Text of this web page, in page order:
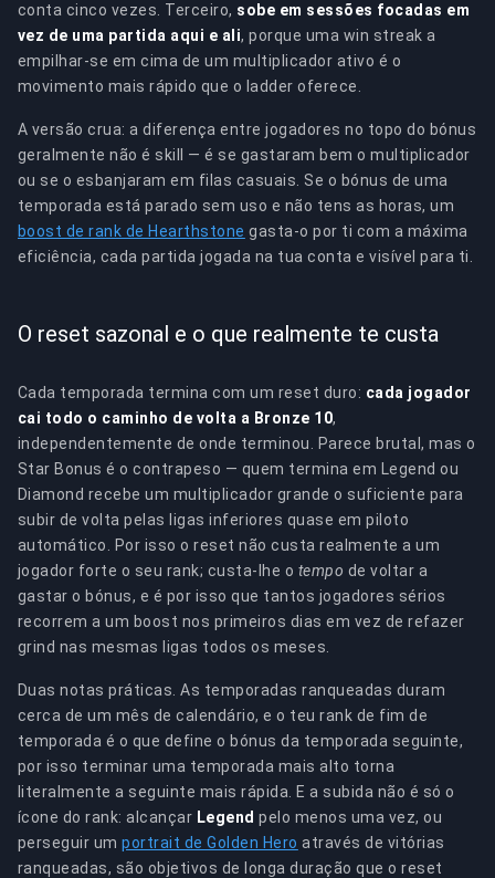
conta cinco vezes. Terceiro, sobe em sessões focadas em
vez de uma partida aqui e ali, porque uma win streak a
empilhar-se em cima de um multiplicador ativo é o
movimento mais rápido que o ladder oferece.
A versão crua: a diferença entre jogadores no topo do bónus
geralmente não é skill — é se gastaram bem o multiplicador
ou se o esbanjaram em filas casuais. Se o bónus de uma
temporada está parado sem uso e não tens as horas, um
boost de rank de Hearthstone gasta-o por ti com a máxima
eficiência, cada partida jogada na tua conta e visível para ti.
O reset sazonal e o que realmente te custa
Cada temporada termina com um reset duro: cada jogador
cai todo o caminho de volta a Bronze 10,
independentemente de onde terminou. Parece brutal, mas o
Star Bonus é o contrapeso — quem termina em Legend ou
Diamond recebe um multiplicador grande o suficiente para
subir de volta pelas ligas inferiores quase em piloto
automático. Por isso o reset não custa realmente a um
jogador forte o seu rank; custa-lhe o tempo de voltar a
gastar o bónus, e é por isso que tantos jogadores sérios
recorrem a um boost nos primeiros dias em vez de refazer
grind nas mesmas ligas todos os meses.
Duas notas práticas. As temporadas ranqueadas duram
cerca de um mês de calendário, e o teu rank de fim de
temporada é o que define o bónus da temporada seguinte,
por isso terminar uma temporada mais alto torna
literalmente a seguinte mais rápida. E a subida não é só o
ícone do rank: alcançar Legend pelo menos uma vez, ou
perseguir umportrait de Golden Hero através de vitórias
ranqueadas, são objetivos de longa duração que o reset